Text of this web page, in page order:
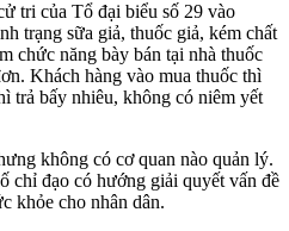
tri của Tổ đại biểu số 29 vào
trạng sữa giả, thuốc giả, kém chất
chức năng bày bán tại nhà thuốc
Khách hàng vào mua thuốc thì
trả bấy nhiêu, không có niêm yết
không có cơ quan nào quản lý.
chỉ đạo có hướng giải quyết vấn đề
khỏe cho nhân dân.